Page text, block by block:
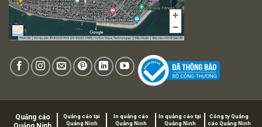
Quảng cáo
Quảng cáo tại
Quảng Ninh
In quảng cáo
Quảng Ninh
In quảng cáo tại
Quảng Ninh
Công ty Quảng
cáo Quảng Ninh